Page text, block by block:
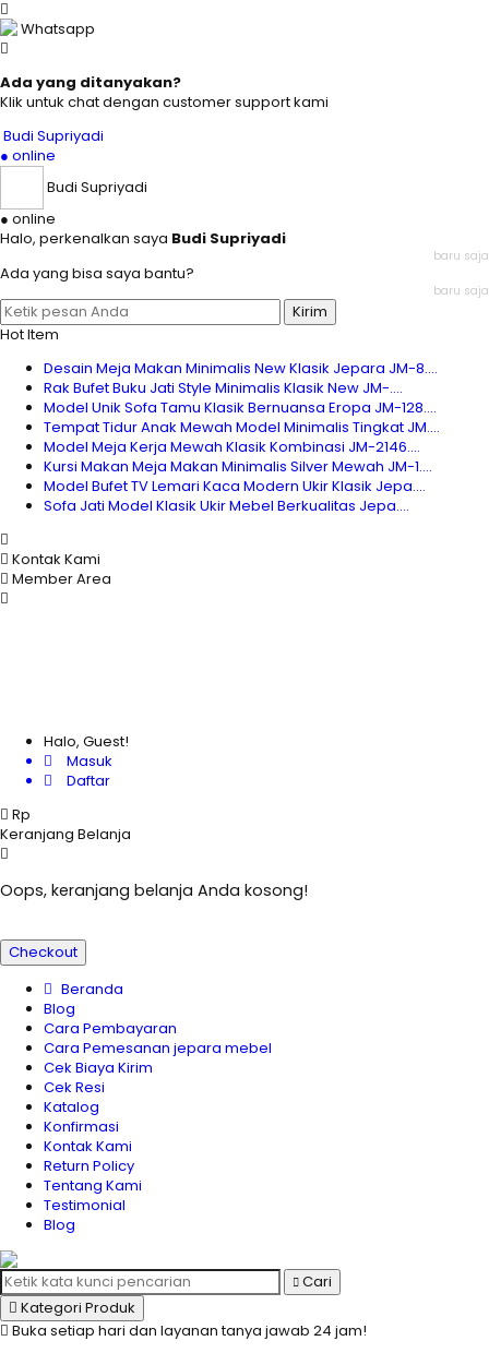
Whatsapp
Ada yang ditanyakan?
Klik untuk chat dengan customer support kami
Budi Supriyadi
● online
Budi Supriyadi
● online
Halo, perkenalkan saya Budi Supriyadi
baru saja
Ada yang bisa saya bantu?
baru saja
Kirim
Hot Item
Desain Meja Makan Minimalis New Klasik Jepara JM-8....
Rak Bufet Buku Jati Style Minimalis Klasik New JM-....
Model Unik Sofa Tamu Klasik Bernuansa Eropa JM-128....
Tempat Tidur Anak Mewah Model Minimalis Tingkat JM....
Model Meja Kerja Mewah Klasik Kombinasi JM-2146....
Kursi Makan Meja Makan Minimalis Silver Mewah JM-1....
Model Bufet TV Lemari Kaca Modern Ukir Klasik Jepa....
Sofa Jati Model Klasik Ukir Mebel Berkualitas Jepa....
Kontak Kami
Member Area
Halo, Guest!
Masuk
Daftar
Rp
Keranjang Belanja
Oops, keranjang belanja Anda kosong!
Checkout
Beranda
Blog
Cara Pembayaran
Cara Pemesanan jepara mebel
Cek Biaya Kirim
Cek Resi
Katalog
Konfirmasi
Kontak Kami
Return Policy
Tentang Kami
Testimonial
Blog
Cari
Kategori Produk
Buka setiap hari dan layanan tanya jawab 24 jam!